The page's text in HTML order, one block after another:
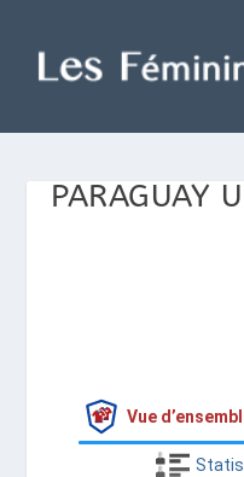
PARAGUAY
Vue